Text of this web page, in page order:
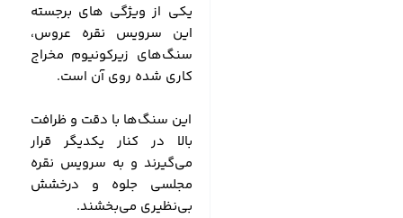
یکی از ویژگی های برجسته
این سرویس نقره عروس،
سنگ‌های زیرکونیوم مخراج
کاری شده روی آن است.
این سنگ‌ها با دقت و ظرافت
بالا در کنار یکدیگر قرار
می‌گیرند و به سرویس نقره
مجلسی جلوه و درخشش
بی‌نظیری می‌بخشند.